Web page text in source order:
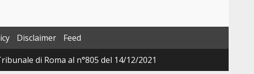
Disclaimer
Feed
di Roma al n°805 del 14/12/2021